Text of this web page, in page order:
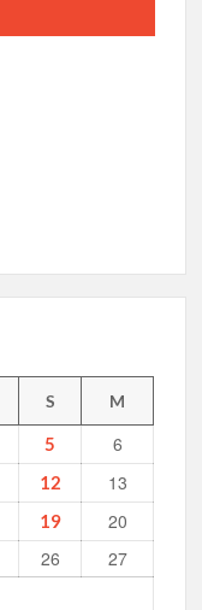
S M
5
6
12
13
19
20
26
27